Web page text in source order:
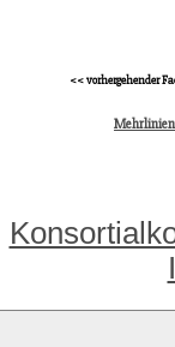
<< vorhergehender